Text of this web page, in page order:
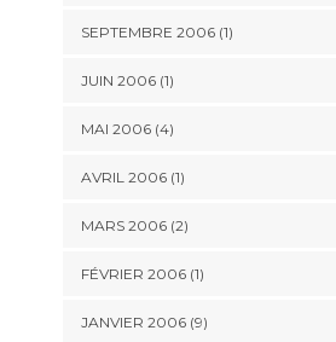
SEPTEMBRE 2006 (1)
JUIN 2006 (1)
MAI 2006 (4)
AVRIL 2006 (1)
MARS 2006 (2)
FÉVRIER 2006 (1)
JANVIER 2006 (9)